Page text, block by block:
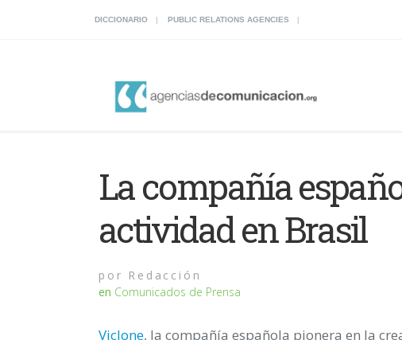
DICCIONARIO PUBLIC RELATIONS AGENCIES
La compañía
actividad en Brasil
por Redacción
en Comunicados de Prensa
Viclone, la compañía española pionera en la